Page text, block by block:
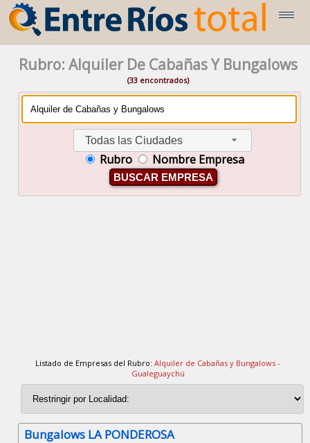
Rubro: Alquiler De Cabañas Y Bungalows
(33 encontrados)
Todas las Ciudades
Rubro Nombre Empresa
BUSCAR EMPRESA
Listado de Empresas del Rubro:Alquiler de Cabañas y Bungalows -
Gualeguaychú
Bungalows LA PONDEROSA